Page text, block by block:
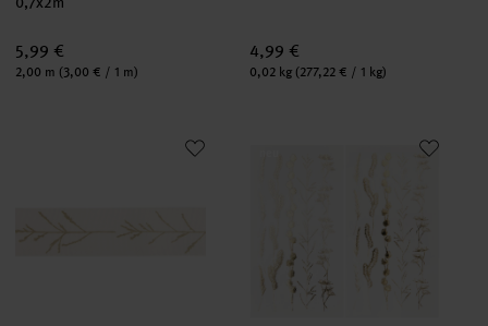
5,99 €
Inhalt:
2,00 m (3,00 € / 1 m)
4,99 €
Inhalt:
0,02 kg (277,22 € / 1 kg)
Paper Poetry Taftband Gräser CremeTattoos in the Meadow 10 Stück